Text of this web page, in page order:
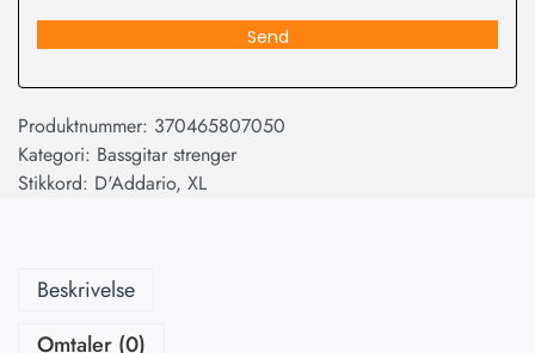
Send
Produktnummer: 370465807050
Kategori: Bassgitar strenger
Stikkord: D'Addario, XL
Beskrivelse
Omtaler (0)